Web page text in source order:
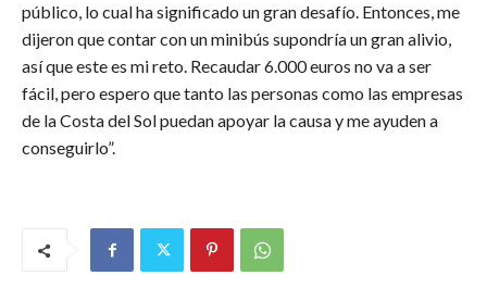
público, lo cual ha significado un gran desafío. Entonces, me
dijeron que contar con un minibús supondría un gran alivio,
así que este es mi reto. Recaudar 6.000 euros no va a ser
fácil, pero espero que tanto las personas como las empresas
de la Costa del Sol puedan apoyar la causa y me ayuden a
conseguirlo”.